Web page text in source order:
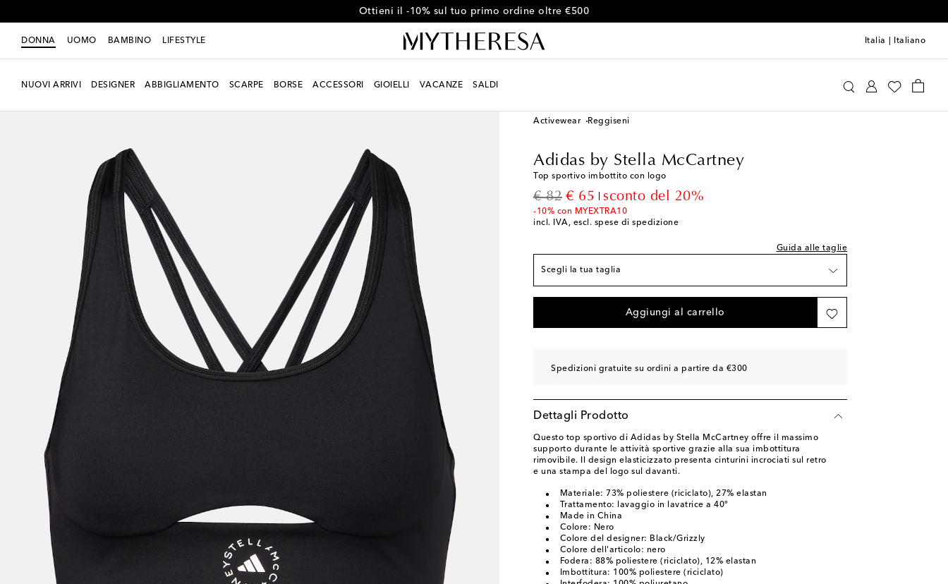
Ottieni il -10% sul tuo primo ordine oltre €500
DONNA UOMO BAMBINO LIFESTYLE Italia Italiano
NUOVI ARRIVI DESIGNER ABBIGLIAMENTO SCARPE BORSE ACCESSORI GIOIELLI VACANZE SALDI
Activewear
Reggiseni
Adidas by Stella McCartney
Top sportivo imbottito con logo
€ 82
original price
€ 65
discount price
sconto del 20%
-10% con MYEXTRA10
incl. IVA, escl. spese di spedizione
Guida alle taglie
Scegli la tua taglia
XXS / IT 38 Pochi pezzi rimasti
S / IT 42
M / IT 44 Aggiungi alla wishlist
XL / IT 48 Pochi pezzi rimasti
Aggiungi al carrello
Spedizioni gratuite su ordini a partire da €300
Dettagli Prodotto
Questo top sportivo di Adidas by Stella McCartney offre il massimo
supporto durante le attività sportive grazie alla sua imbottitura
rimovibile. Il design elasticizzato presenta cinturini incrociati sul retro
e una stampa del logo sul davanti.
Materiale: 73% poliestere (riciclato), 27% elastan
Trattamento: lavaggio in lavatrice a 40°
Made in China
Colore: Nero
Colore del designer: Black/Grizzly
Colore dell'articolo: nero
Fodera: 88% poliestere (riciclato), 12% elastan
Imbottitura: 100% poliestere (riciclato)